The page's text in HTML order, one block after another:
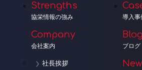
Strengths
協栄情報の強み
Company
会社案内
社長挨拶
導入事
ブログ